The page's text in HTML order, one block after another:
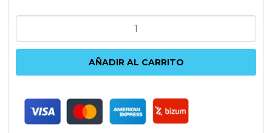
TX5
5X112
72.6
NEGRO
AÑADIR AL CARRITO